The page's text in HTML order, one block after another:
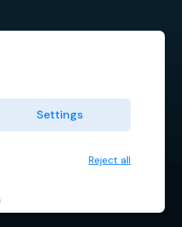
Settings
Reject all